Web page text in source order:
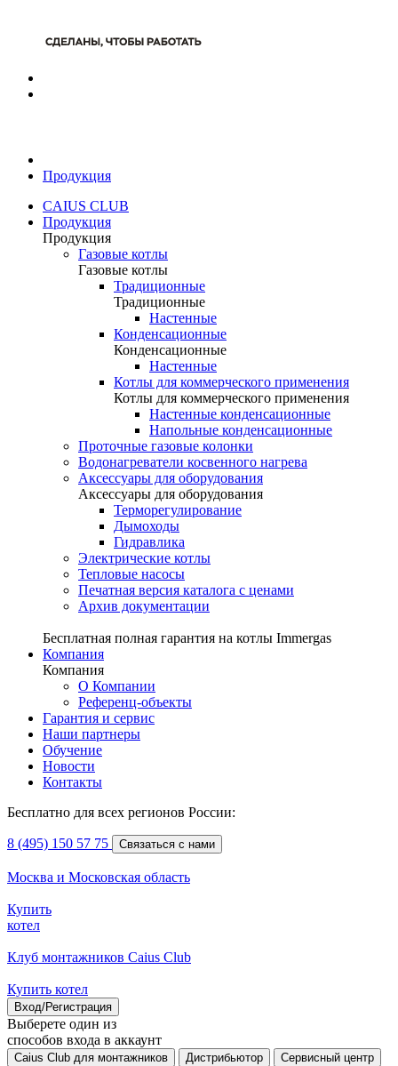
Продукция
CAIUS CLUB
Продукция
Продукция
Газовые котлы
Газовые котлы
Традиционные
Традиционные
Настенные
Конденсационные
Конденсационные
Настенные
Котлы для коммерческого применения
Котлы для коммерческого применения
Настенные конденсационные
Напольные конденсационные
Проточные газовые колонки
Водонагреватели косвенного нагрева
Аксессуары для оборудования
Аксессуары для оборудования
Терморегулирование
Дымоходы
Гидравлика
Электрические котлы
Тепловые насосы
Печатная версия каталога с ценами
Архив документации
Бесплатная полная гарантия на котлы Immergas
Компания
Компания
О Компании
Референц-объекты
Гарантия и сервис
Наши партнеры
Обучение
Новости
Контакты
Бесплатно для всех регионов России:
8 (495) 150 57 75 Связаться с нами
Москва и Московская область
Купить
котел
Клуб монтажников Caius Club
Купить котел
Вход/Регистрация
Выберете один из
способов входа в аккаунт
Caius Club для монтажников Дистрибьютор Сервисный центр